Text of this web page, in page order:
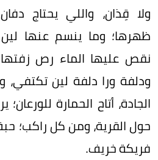
ولا قِذان، واللي يحتاج
ظهرها؛ وما ينسم عنها
نقص عليها الماء رص
ودلفة ورا دلفة لين تكتفي،
الجادة، أتاح الحمارة
حول القرية، ومن كل راكب؛
فريكة خريف.